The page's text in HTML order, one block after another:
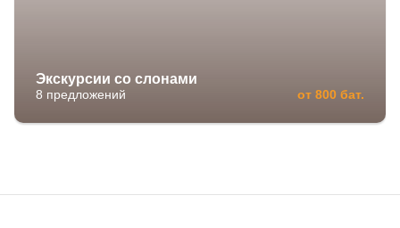
Экскурсии со слонами
8 предложений от 800 бат.